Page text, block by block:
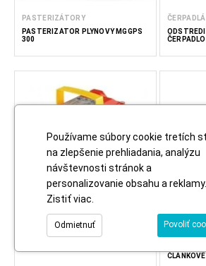
PASTERIZÁTORY
PASTERIZÁTOR PLYNOVÝ MGGPS
300
ČERPADLÁ
ČERPADLÁ
Používame súbory cookie tretích
na zlepšenie prehliadania, analýzu
návštevnosti stránok a
personalizovanie obsahu a reklamy.
Zistiť viac
Povoliť
Odmietnuť